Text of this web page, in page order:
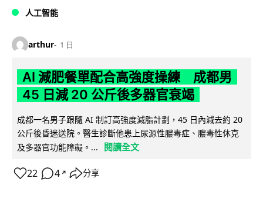
人工智能
arthur 1 日
AI 減肥餐單配合高強度操練 成都男
45 日減 20 公斤後多器官衰竭
成都一名男子跟隨 AI 制訂高強度減脂計劃，45 日內減去約 20
公斤後昏迷送院。醫生診斷他患上尿源性膿毒症、膿毒性休克
及多器官功能障礙。...
閱讀全文
22 4 ↗ 分享